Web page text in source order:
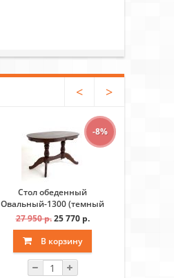
-8%
Стол обеденный
Овальный-1300 (темный
тон)
27 950 р. 25 770 р.
В корзину
< >